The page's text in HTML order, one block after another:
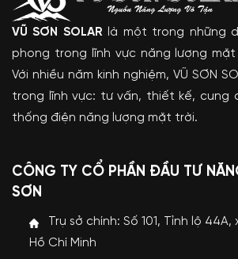
VŨ SƠN SOLAR là một trong những
phong trong lĩnh vực năng lượng
Với nhiều năm kinh nghiệm, VŨ SƠN
trong lĩnh vực: tư vấn, thiết kế, cung
thống điện năng lượng mặt trời.
CÔNG TY CỔ PHẦN ĐẦU TƯ
SƠN
Trụ sở chính: Số 101, Tỉnh lộ
Hồ Chí Minh